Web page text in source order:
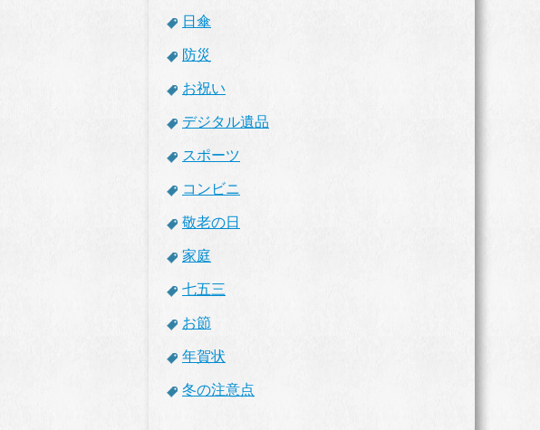
日傘
防災
お祝い
デジタル遺品
スポーツ
コンビニ
敬老の日
家庭
七五三
お節
年賀状
冬の注意点